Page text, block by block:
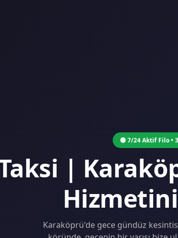
🟢 7/24 Aktif Filo •
|
Karaköprü'de gece gündüz